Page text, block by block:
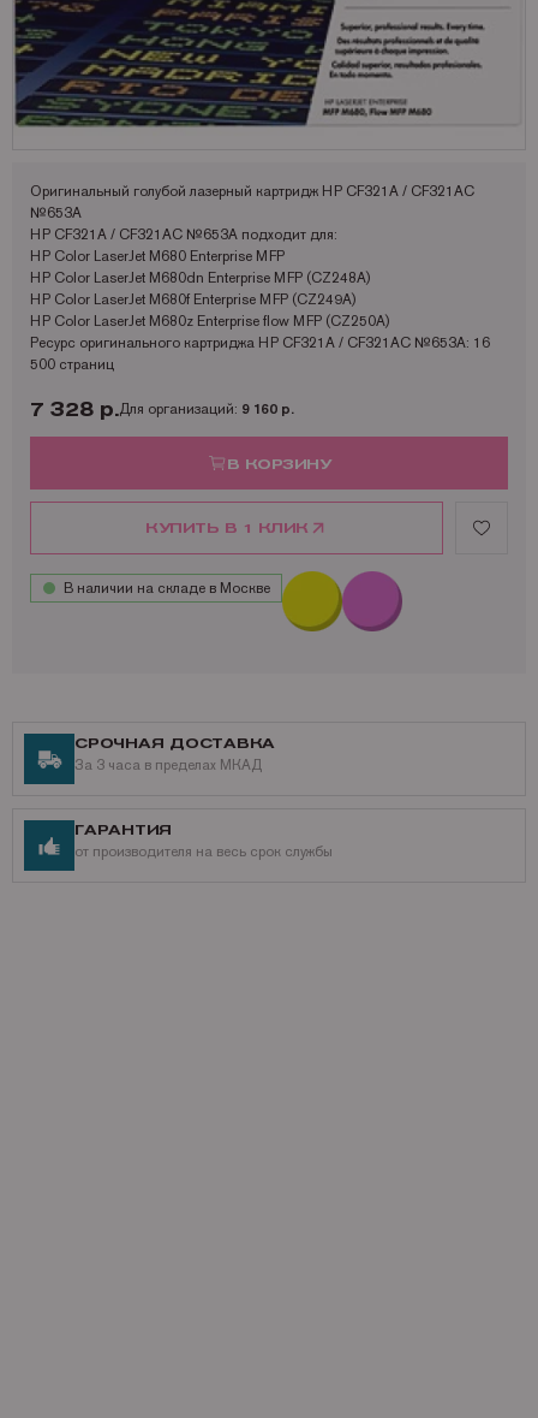
Lexmark
OCE
OKI
Pantum
Ricoh
Samsung
Sharp
Toshiba
Аналоги Lexmark
Аналоги Oki
Аналоги Panasonic
Аналоги Ricoh
Аналоги Samsung
Аналоги Sharp
Аналоги Xerox
Запчасти для OKI
Запчасти для Samsung
Запчасти для Toshiba
Фотобумага Kodak для струйных принтеров
Фотобумага Lomond и пленки для струйных принтеров
Пленка для ламинирования Корея
Принтеры Epson
Принтеры Hewllet Packard
Принтеры Lexmark
Принтеры Panasonic
Принтеры Ricoh
Принтеры Samsung
Принтеры Sharp
Принтеры XEROX
Мониторы
Мониторы HP
Другое
Оригинальный голубой лазерный картридж HP CF321A / CF321AC
№653A
HP CF321A / CF321AC №653A подходит для:
HP Color LaserJet M680 Enterprise MFP
HP Color LaserJet M680dn Enterprise MFP (CZ248A)
HP Color LaserJet M680f Enterprise MFP (CZ249A)
HP Color LaserJet M680z Enterprise flow MFP (CZ250A)
Ресурс оригинального картриджа HP CF321A / CF321AC №653A: 16
500 страниц
7 328 р.Для организаций: 9 160 р.
В КОРЗИНУ
КУПИТЬ В 1 КЛИК
В наличии на складе в Москве
СРОЧНАЯ ДОСТАВКА
За 3 часа в пределах МКАД
ГАРАНТИЯ
от производителя на весь срок службы